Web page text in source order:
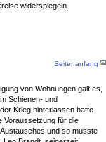
widerspiegeln.
Seitenanfang
von Wohnungen galt es,
Schienen- und
Krieg hinterlassen hatte.
Voraussetzung für die
und so musste